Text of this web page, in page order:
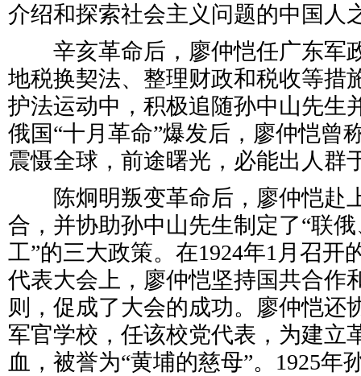
介绍和探索社会主义问题的中国人
辛亥革命后，廖仲恺任广东军
地税换契法、整理财政和税收等措
护法运动中，积极追随孙中山先生
俄国“十月革命”爆发后，廖仲恺曾
震慑全球，前途曙光，必能出人群
陈炯明叛变革命后，廖仲恺赴
合，并协助孙中山先生制定了“联
工”的三大政策。在1924年1月召开
代表大会上，廖仲恺坚持国共合作
则，促成了大会的成功。廖仲恺还
军官学校，任该校党代表，为建立
血，被誉为“黄埔的慈母”。1925年